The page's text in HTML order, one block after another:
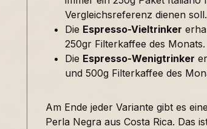
Vergleichsreferenz dienen soll.
Die Espresso-Vieltrinker
250gr Filterkaffee des Monats.
Die Espresso-Wenigtrinker
und 500g Filterkaffee des
Am Ende jeder Variante gibt es
Perla Negra aus Costa Rica. Das